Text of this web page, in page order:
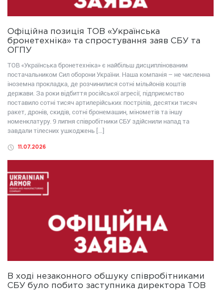
Офіційна позиція ТОВ «Українська
бронетехніка» та спростування заяв СБУ та
ОГПУ
ТОВ «Українська бронетехніка» є найбільш дисциплінованим
постачальником Сил оборони України. Наша компанія – не численна
іноземна прокладка, де розчинилися сотні мільйонів коштів
держави. За роки відбиття російської агресії, підприємство
поставило сотні тисяч артилерійських пострілів, десятки тисяч
ракет, дронів, скидів, сотні бронемашин, мінометів та іншу
номенклатуру. 9 липня співробітники СБУ здійснили напад та
завдали тілесних ушкоджень […]
11.07.2026
В ході незаконного обшуку співробітниками
СБУ було побито заступника директора ТОВ